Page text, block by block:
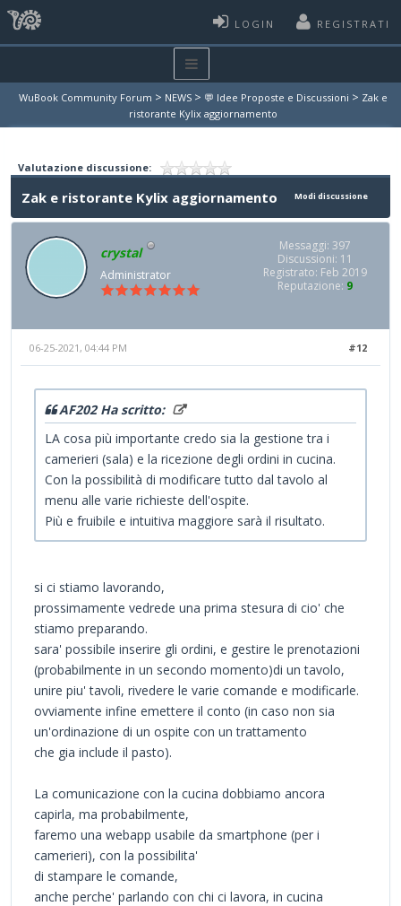
LOGIN REGISTRATI
WuBook Community Forum > NEWS > 💬 Idee Proposte e Discussioni > Zak e
ristorante Kylix aggiornamento
Valutazione discussione:
Modi discussione
Zak e ristorante Kylix aggiornamento
crystal
Administrator
Messaggi: 397
Discussioni: 11
Registrato: Feb 2019
Reputazione: 9
#12
06-25-2021, 04:44 PM
AF202 Ha scritto:
LA cosa più importante credo sia la gestione tra i
camerieri (sala) e la ricezione degli ordini in cucina.
Con la possibilità di modificare tutto dal tavolo al
menu alle varie richieste dell'ospite.
Più e fruibile e intuitiva maggiore sarà il risultato.
si ci stiamo lavorando,
prossimamente vedrede una prima stesura di cio' che
stiamo preparando.
sara' possibile inserire gli ordini, e gestire le prenotazioni
(probabilmente in un secondo momento)di un tavolo,
unire piu' tavoli, rivedere le varie comande e modificarle.
ovviamente infine emettere il conto (in caso non sia
un'ordinazione di un ospite con un trattamento
che gia include il pasto).
La comunicazione con la cucina dobbiamo ancora
capirla, ma probabilmente,
faremo una webapp usabile da smartphone (per i
camerieri), con la possibilita'
di stampare le comande,
anche perche' parlando con chi ci lavora, in cucina